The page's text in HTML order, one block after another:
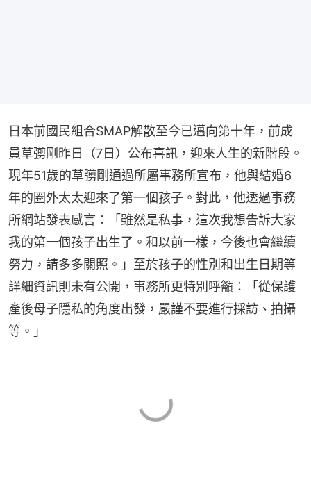
日本前國民組合SMAP解散至今已邁向第十年，前成
員草彅剛昨日（7日）公布喜訊，迎來人生的新階段。
現年51歲的草彅剛通過所屬事務所宣布，他與結婚6
年的圈外太太迎來了第一個孩子。對此，他透過事務
所網站發表感言：「雖然是私事，這次我想告訴大家
我的第一個孩子出生了。和以前一樣，今後也會繼續
努力，請多多關照。」至於孩子的性別和出生日期等
詳細資訊則未有公開，事務所更特別呼籲：「從保護
產後母子隱私的角度出發，嚴謹不要進行採訪、拍攝
等。」